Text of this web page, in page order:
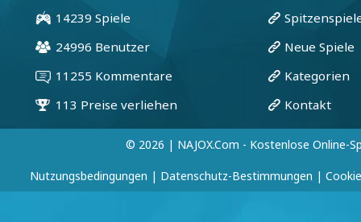
© 2026 | NAJOX.com - Kostenlose Online-
Nutzungsbedingungen | Datenschutz-Bestimmungen |